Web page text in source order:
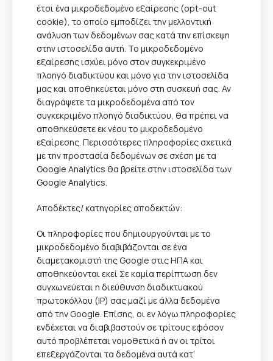
έτσι ένα μικροδεδομένο εξαίρεσης (opt-out
cookie), το οποίο εμποδίζει την μελλοντική
ανάλυση των δεδομένων σας κατά την επίσκεψη
στην ιστοσελίδα αυτή. Το μικροδεδομένο
εξαίρεσης ισχύει μόνο στον συγκεκριμένο
πλοηγό διαδικτύου και μόνο για την ιστοσελίδα
μας και αποθηκεύεται μόνο στη συσκευή σας. Αν
διαγράψετε τα μικροδεδομένα από τον
συγκεκριμένο πλοηγό διαδικτύου, θα πρέπει να
αποθηκεύσετε εκ νέου το μικροδεδομένο
εξαίρεσης. Περισσότερες πληροφορίες σχετικά
με την προστασία δεδομένων σε σχέση με τα
Google Analytics θα βρείτε στην ιστοσελίδα των
Google Analytics.
Αποδέκτες/ κατηγορίες αποδεκτών:
Οι πληροφορίες που δημιουργούνται με το
μικροδεδομένο διαβιβάζονται σε ένα
διαμετακομιστή της Google στις ΗΠΑ και
αποθηκεύονται εκεί Σε καμία περίπτωση δεν
συγχωνεύεται η διεύθυνση διαδικτυακού
πρωτοκόλλου (IP) σας μαζί με άλλα δεδομένα
από την Google. Επίσης, οι εν λόγω πληροφορίες
ενδέχεται να διαβιβαστούν σε τρίτους εφόσον
αυτό προβλέπεται νομοθετικά ή αν οι τρίτοι
επεξεργάζονται τα δεδομένα αυτά κατ’